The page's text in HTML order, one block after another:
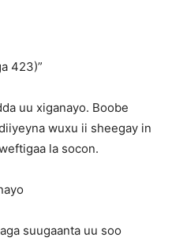
423)”
uu xiganayo. Boobe
wuxu ii sheegay in
la socon.
suugaanta uu soo